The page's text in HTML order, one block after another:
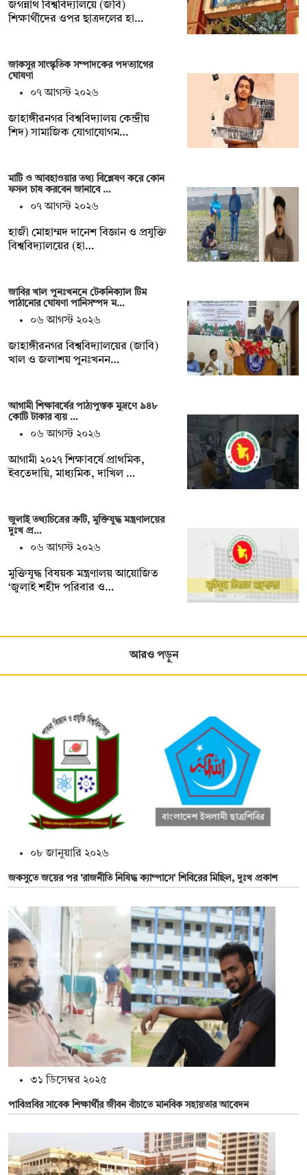
জগন্নাথ বিশ্ববিদ্যালয়ে (জবি)
শিক্ষার্থীদের ওপর ছাত্রদলের হা…
জাকসুর সাংস্কৃতিক সম্পাদকের পদত্যাগের
ঘোষণা
০৭ আগস্ট ২০২৬
‎জাহাঙ্গীরনগর বিশ্ববিদ্যালয় কেন্দ্রীয়
শিদ) সামাজিক যোগাযোগম…
মাটি ও আবহাওয়ার তথ্য বিশ্লেষণ করে কোন
ফসল চাষ করবেন জানাবে …
০৭ আগস্ট ২০২৬
হাজী মোহাম্মদ দানেশ বিজ্ঞান ও প্রযুক্তি
বিশ্ববিদ্যালয়ের (হা…
জাবির খাল পুনঃখননে টেকনিক্যাল টিম
পাঠানোর ঘোষণা পানিসম্পদ ম…
০৬ আগস্ট ২০২৬
‎‎জাহাঙ্গীরনগর বিশ্ববিদ্যালয়ের (জাবি)
খাল ও জলাশয় পুনঃখনন…
আগামী শিক্ষাবর্ষের পাঠ্যপুস্তক মুদ্রণে ৯৪৮
কোটি টাকার ব্যয় …
০৬ আগস্ট ২০২৬
আগামী ২০২৭ শিক্ষাবর্ষে প্রাথমিক,
ইবতেদায়ি, মাধ্যমিক, দাখিল …
জুলাই তথ্যচিত্রের ত্রুটি, মুক্তিযুদ্ধ মন্ত্রণালয়ের
দুঃখ প্র…
০৬ আগস্ট ২০২৬
মুক্তিযুদ্ধ বিষয়ক মন্ত্রণালয় আয়োজিত
‘জুলাই শহীদ পরিবার ও…
আরও পড়ুন
০৮ জানুয়ারি ২০২৬
জকসুতে জয়ের পর 'রাজনীতি নিষিদ্ধ ক্যাম্পাসে' শিবিরের মিছিল, দুঃখ প্রকাশ
৩১ ডিসেম্বর ২০২৫
পাবিপ্রবির সাবেক শিক্ষার্থীর জীবন বাঁচাতে মানবিক সহায়তার আবেদন